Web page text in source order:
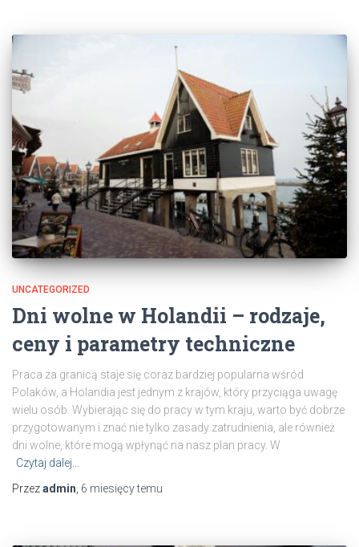
UNCATEGORIZED
Dni wolne w Holandii – rodzaje,
ceny i parametry techniczne
Praca za granicą staje się coraz bardziej popularna wśród
Polaków, a Holandia jest jednym z krajów, który przyciąga uwagę
wielu osób. Wybierając się do pracy w tym kraju, warto być dobrze
przygotowanym i znać nie tylko zasady zatrudnienia, ale również
dni wolne, które mogą wpłynąć na nasz plan pracy. W
Czytaj dalej…
Przezadmin 6 miesięcytemu